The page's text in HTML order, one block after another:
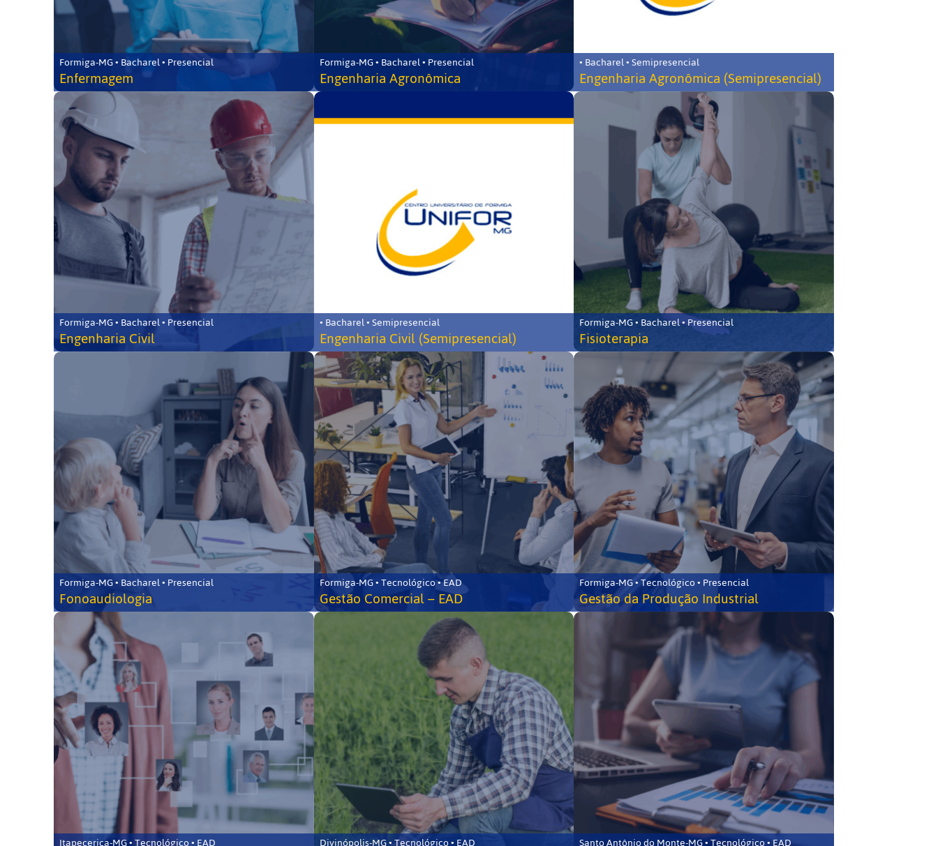
Formiga-MG • Bacharel • Presencial
Enfermagem
Formiga-MG • Bacharel • Presencial
Engenharia Agronômica
• Bacharel • Semipresencial
Engenharia Agronômica (Semipresencial)
Formiga-MG • Bacharel • Presencial
Engenharia Civil
• Bacharel • Semipresencial
Engenharia Civil (Semipresencial)
Formiga-MG • Bacharel • Presencial
Fisioterapia
Formiga-MG • Bacharel • Presencial
Fonoaudiologia
Formiga-MG • Tecnológico • EAD
Gestão Comercial – EAD
Formiga-MG • Tecnológico • Presencial
Gestão da Produção Industrial